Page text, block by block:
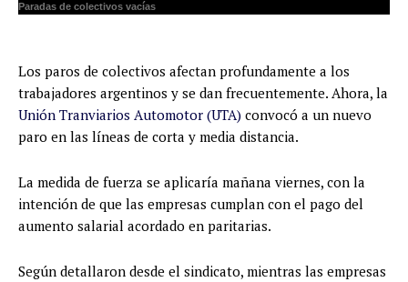
Paradas de colectivos vacías
Los paros de colectivos afectan profundamente a los
trabajadores argentinos y se dan frecuentemente. Ahora, la
Unión Tranviarios Automotor (UTA) convocó a un nuevo
paro en las líneas de corta y media distancia.
La medida de fuerza se aplicaría mañana viernes, con la
intención de que las empresas cumplan con el pago del
aumento salarial acordado en paritarias.
Según detallaron desde el sindicato, mientras las empresas